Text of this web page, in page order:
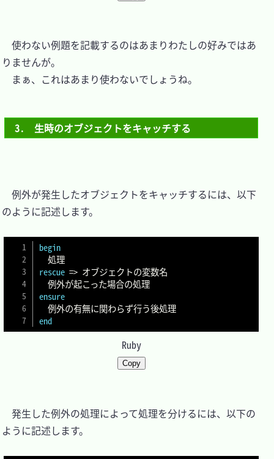
使わない例題を記載するのはあまりわたしの好みではあ
りませんが。
まぁ、これはあまり使わないでしょうね。
3.　生時のオブジェクトをキャッチする
例外が発生したオブジェクトをキャッチするには、以下
のように記述します。
begin
  処理
rescue => オブジェクトの変数名
  例外が起こった場合の処理
ensure
  例外の有無に関わらず行う後処理
end
Ruby
Copy
発生した例外の処理によって処理を分けるには、以下の
ように記述します。